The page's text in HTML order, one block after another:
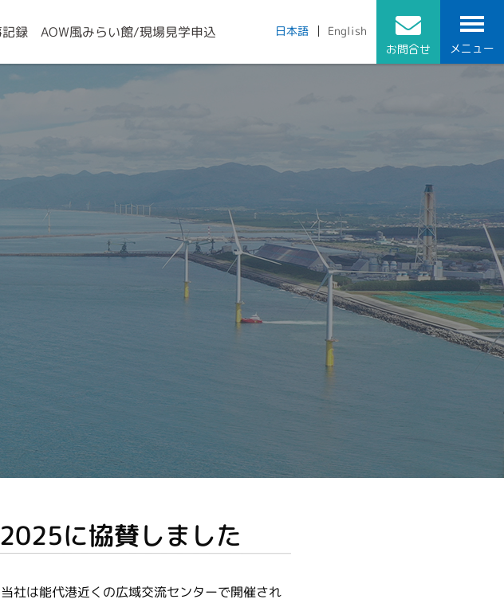
録 AOW風みらい館/現場見学申込 日本語 English
お問合せ メニュー
に協賛しました
社は能代港近くの広域交流センターで開催され